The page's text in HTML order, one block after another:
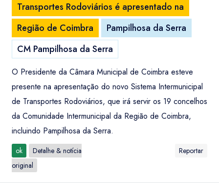
Transportes Rodoviários é apresentado na
Região de Coimbra
Pampilhosa da Serra
CM Pampilhosa da Serra
O Presidente da Câmara Municipal de Coimbra esteve
presente na apresentação do novo Sistema Intermunicipal
de Transportes Rodoviários, que irá servir os 19 concelhos
da Comunidade Intermunicipal da Região de Coimbra,
incluindo Pampilhosa da Serra.
ok
Detalhe & notícia
original
Reportar